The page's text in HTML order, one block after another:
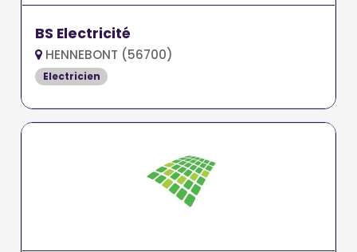
BS Electricité
HENNEBONT (56700)
Electricien